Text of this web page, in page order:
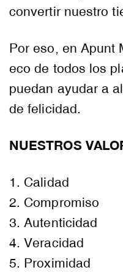
convertir nuestro
Por eso, en Apunt
eco de todos los
puedan ayudar a
de felicidad.
NUESTROS
1. Calidad
2. Compromiso
3. Autenticidad
4. Veracidad
5. Proximidad